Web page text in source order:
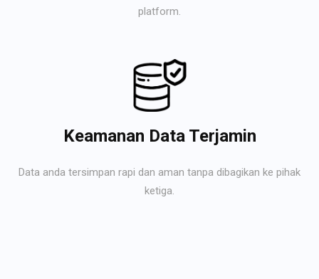
platform.
Keamanan Data Terjamin
Data anda tersimpan rapi dan aman tanpa dibagikan ke pihak
ketiga.